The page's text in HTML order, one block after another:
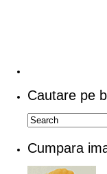
Cautare pe
Cumpara